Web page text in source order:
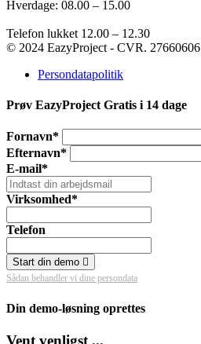
Hverdage: 08.00 – 15.00
Telefon lukket 12.00 – 12.30
© 2024 EazyProject - CVR. 27660606
Persondatapolitik
Prøv EazyProject Gratis i 14 dage
Fornavn*
Efternavn*
E-mail*
Virksomhed*
Telefon
Start din demo
Sådan behandler vi dine persondata
Din demo-løsning oprettes
Vent venligst ...